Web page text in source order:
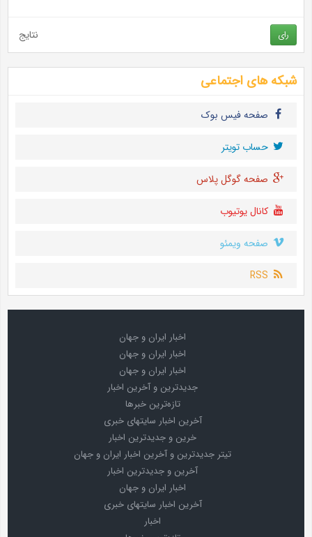
رای نتایج
شبکه های اجتماعی
صفحه فیس بوک
حساب تويتر
صفحه گوگل پلاس
کانال یوتیوب
صفحه ویمئو
RSS
اخبار ایران و جهان
اخبار ایران و جهان
اخبار ایران و جهان
جدیدترین و آخرین اخبار
تازه‌ترین خبرها
آخرین اخبار سایتهای خبری
خرین و جدیدترین اخبار
تیتر جدیدترین و آخرین اخبار ایران و جهان
آخرین و جدیدترین اخبار
اخبار ایران و جهان
آخرین اخبار سایتهای خبری
اخبار